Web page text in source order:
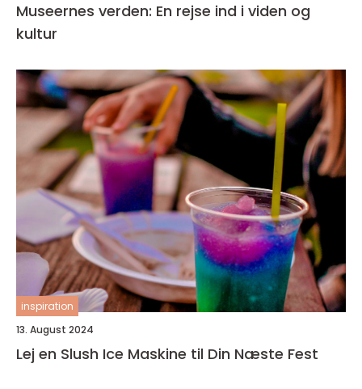
Museernes verden: En rejse ind i viden og
kultur
inspiration
13. August 2024
Lej en Slush Ice Maskine til Din Næste Fest